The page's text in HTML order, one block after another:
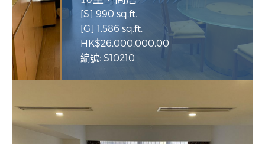
[S] 990 sq.ft.
[G] 1,586 sq.ft.
HK$26,000,000.00
編號: S10210